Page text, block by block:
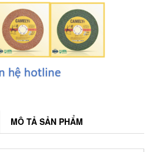
MÔ TẢ SẢN PHẨM